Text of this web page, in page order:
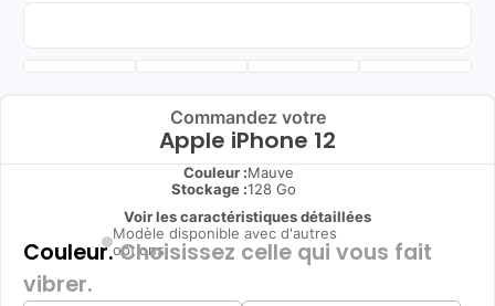
Commandez votre
Apple iPhone 12
Couleur :Mauve
Stockage :128 Go
Voir les caractéristiques détaillées
Modèle disponible avec d'autres
options
Couleur.Choisissez celle qui vous fait
vibrer.